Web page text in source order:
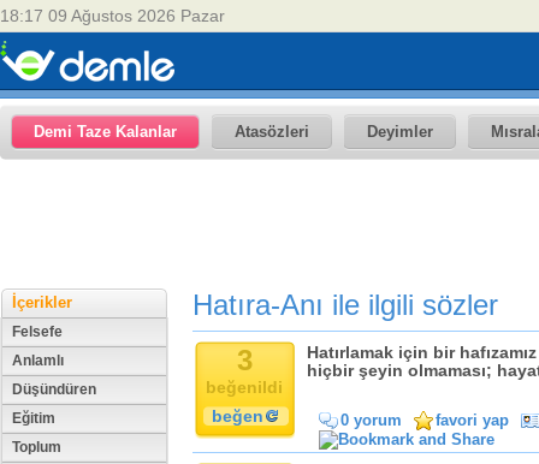
18:17 09 Ağustos 2026 Pazar
Demi Taze Kalanlar Atasözleri Deyimler
İçerikler
Felsefe
Anlamlı
Düşündüren
Eğitim
Toplum
Hatıra-Anı ile ilgili sözler
3
beğenildi
beğen
Hatırlamak için bir
hiçbir şeyin olmaması;
0 yorum favori yap